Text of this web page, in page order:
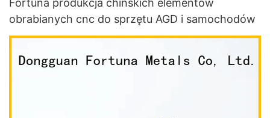
Fortuna produkcja chińskich elementów
obrabianych cnc do sprzętu AGD i samochodów